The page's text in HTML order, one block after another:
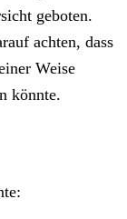
geboten.
achten, dass
Weise
könnte.